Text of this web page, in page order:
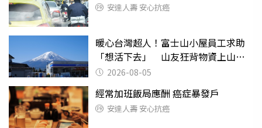
安達人壽 安心抗癌
暖心台灣超人！富士山小屋員工求助
「想活下去」 山友狂背物資上山：
台灣真的是寶島
2026-08-05
經常加班飯局應酬 癌症暴發戶
安達人壽 安心抗癌